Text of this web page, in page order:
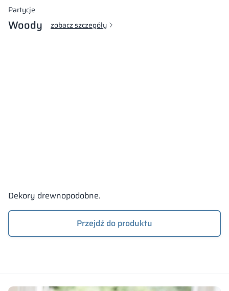
Partycje
Woody zobacz szczegóły
Dekory drewnopodobne.
Przejdź do produktu